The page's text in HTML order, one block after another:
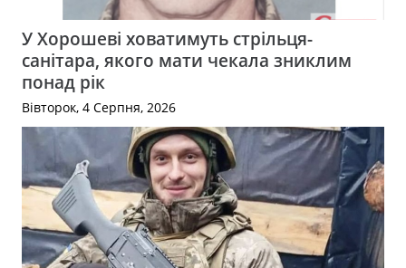
У Хорошеві ховатимуть стрільця-
санітара, якого мати чекала зниклим
понад рік
Вівторок, 4 Серпня, 2026